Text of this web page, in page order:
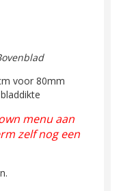
voor 80mm
bladdikte
menu aan
zelf nog een